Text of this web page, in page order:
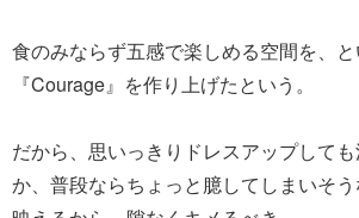
食のみならず五感で楽しめる空間を、
『Courage』を作り上げたという。
だから、思いっきりドレスアップして
か、普段ならちょっと臆してしまいそ